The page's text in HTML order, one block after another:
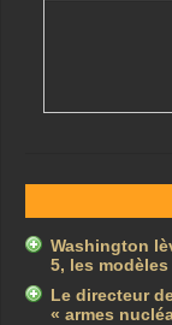
Washington
5, les
Le directeur
« armes